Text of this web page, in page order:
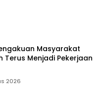
Masyarakat
Terus Menjadi Pekerjaan
2026